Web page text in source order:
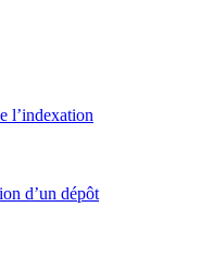
l’indexation
d’un dépôt